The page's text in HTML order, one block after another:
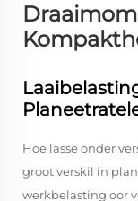
Hoe lasse onder
groot verskil in
werkbelasting oor